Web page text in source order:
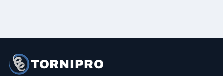
TORNIPRO